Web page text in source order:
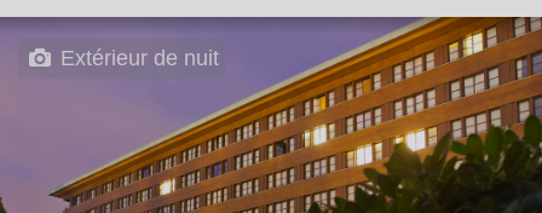
Extérieur de nuit